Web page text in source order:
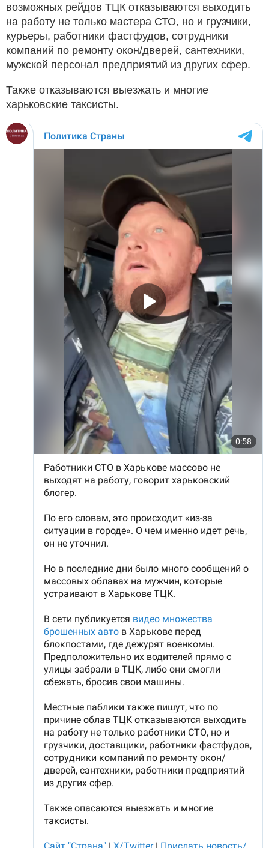
возможных рейдов ТЦК отказываются выходить
на работу не только мастера СТО, но и грузчики,
курьеры, работники фастфудов, сотрудники
компаний по ремонту окон/дверей, сантехники,
мужской персонал предприятий из других сфер.
Также отказываются выезжать и многие
харьковские таксисты.